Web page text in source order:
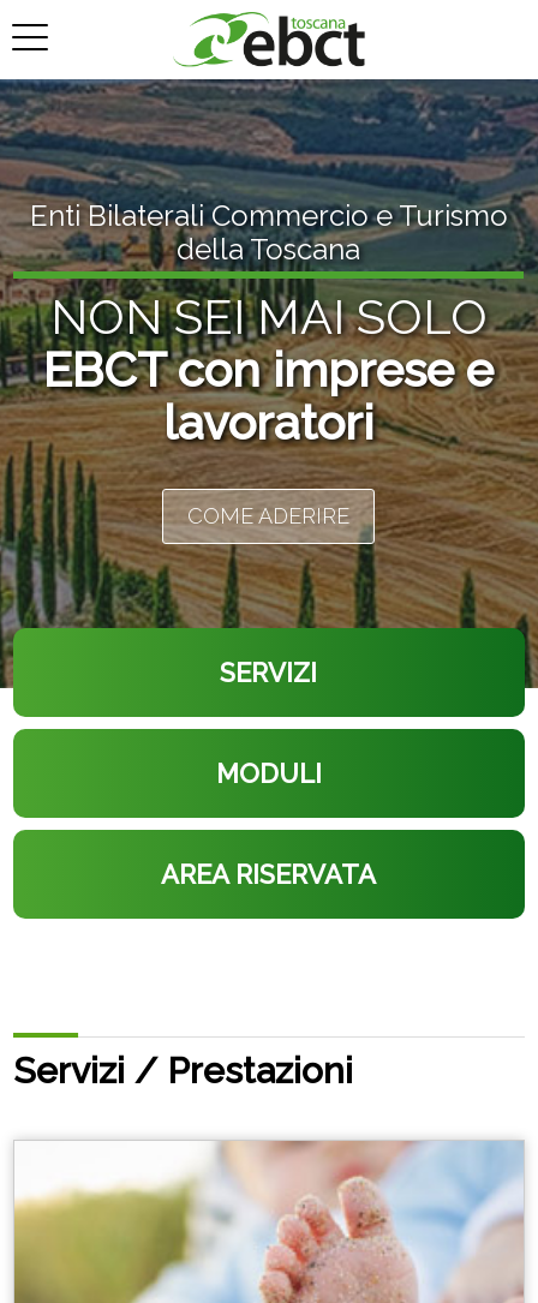
Enti Bilaterali Commercio e Turismo
della Toscana
NON SEI MAI SOLO
EBCT con imprese e
lavoratori
COME ADERIRE
SERVIZI
MODULI
AREA RISERVATA
Servizi / Prestazioni